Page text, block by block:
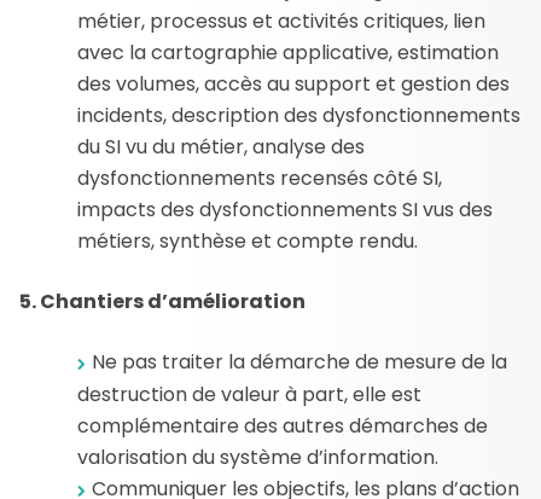
métier, processus et activités critiques, lien
avec la cartographie applicative, estimation
des volumes, accès au support et gestion des
incidents, description des dysfonctionnements
du SI vu du métier, analyse des
dysfonctionnements recensés côté SI,
impacts des dysfonctionnements SI vus des
métiers, synthèse et compte rendu.
5. Chantiers d’amélioration
Ne pas traiter la démarche de mesure de la
destruction de valeur à part, elle est
complémentaire des autres démarches de
valorisation du système d’information.
Communiquer les objectifs, les plans d’action